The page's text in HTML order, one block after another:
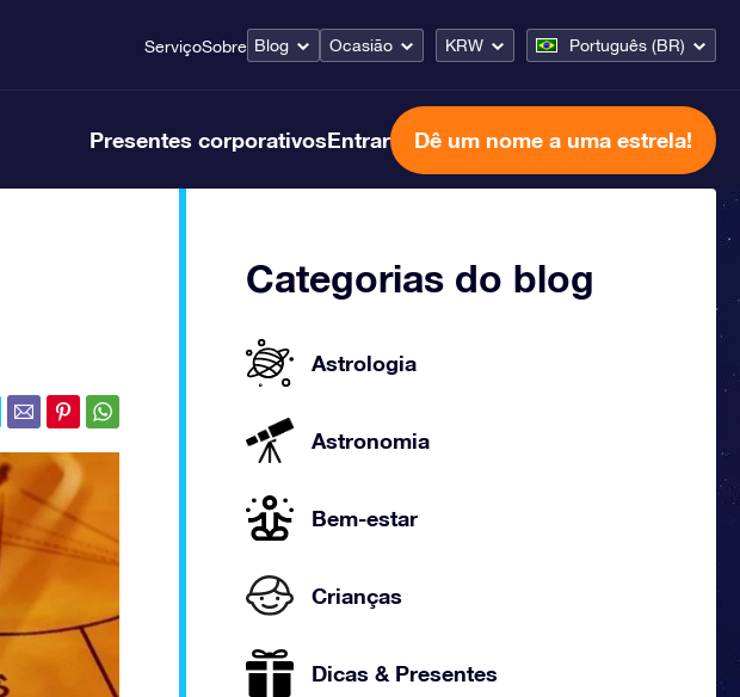
ServiçoSobre Blog Ocasião KRW Português (BR)
Presentes corporativosEntrar Dê um nome a uma estrela!
Categorias do blog
Astrologia
Astronomia
Bem-estar
Crianças
Dicas & Presentes